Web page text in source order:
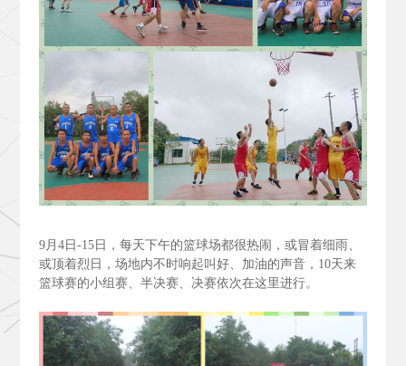
9月4日-15日，每天下午的篮球场都很热闹，或冒着细雨、
或顶着烈日，场地内不时响起叫好、加油的声音，10天来
篮球赛的小组赛、半决赛、决赛依次在这里进行。